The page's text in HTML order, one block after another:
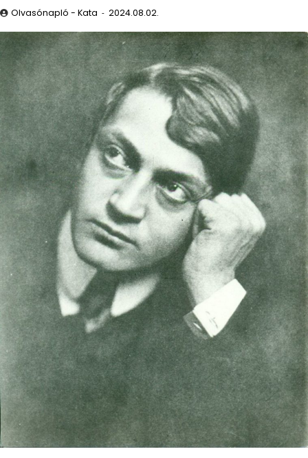
Olvasónapló - Kata 2024.08.02.